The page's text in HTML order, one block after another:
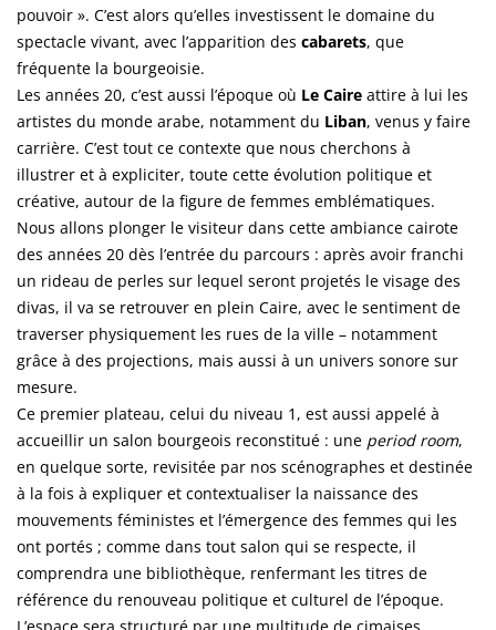
pouvoir ». C’est alors qu’elles investissent le domaine du
spectacle vivant, avec l’apparition des cabarets, que
fréquente la bourgeoisie.
Les années 20, c’est aussi l’époque où Le Caire attire à lui les
artistes du monde arabe, notamment du Liban, venus y faire
carrière. C’est tout ce contexte que nous cherchons à
illustrer et à expliciter, toute cette évolution politique et
créative, autour de la figure de femmes emblématiques.
Nous allons plonger le visiteur dans cette ambiance cairote
des années 20 dès l’entrée du parcours : après avoir franchi
un rideau de perles sur lequel seront projetés le visage des
divas, il va se retrouver en plein Caire, avec le sentiment de
traverser physiquement les rues de la ville – notamment
grâce à des projections, mais aussi à un univers sonore sur
mesure.
Ce premier plateau, celui du niveau 1, est aussi appelé à
accueillir un salon bourgeois reconstitué : une period room,
en quelque sorte, revisitée par nos scénographes et destinée
à la fois à expliquer et contextualiser la naissance des
mouvements féministes et l’émergence des femmes qui les
ont portés ; comme dans tout salon qui se respecte, il
comprendra une bibliothèque, renfermant les titres de
référence du renouveau politique et culturel de l’époque.